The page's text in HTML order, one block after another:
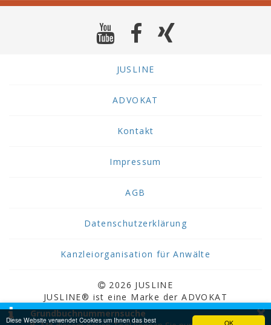
OK
Diese Website verwendet Cookies um Ihnen das best
JUSLINE
ADVOKAT
Kontakt
Impressum
AGB
Datenschutzerklärung
Kanzleiorganisation für Anwälte
2026 JUSLINE
JUSLINE® ist eine Marke der ADVOKAT
Unternehmensberatung Greiter & Greiter GmbH.
×
Grundbuchnummernsuche